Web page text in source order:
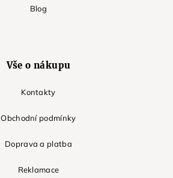
Blog
Vše o nákupu
Kontakty
Obchodní podmínky
Doprava a platba
Reklamace